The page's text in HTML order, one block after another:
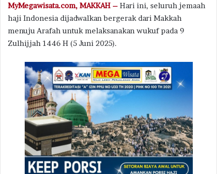
MyMegawisata.com, MAKKAH – Hari ini, seluruh jemaah
haji Indonesia dijadwalkan bergerak dari Makkah
menuju Arafah untuk melaksanakan wukuf pada 9
Zulhijjah 1446 H (5 Juni 2025).